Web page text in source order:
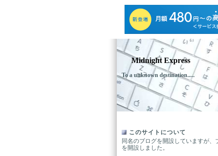
Midnight Express
To a unknown destination.....
このサイトについて
同名のブログを開設していますが
を開設しました。